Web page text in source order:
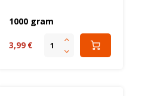
1000 gram
3,99 €